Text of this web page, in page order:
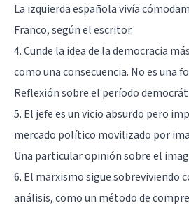
La izquierda española vivía
Franco, según el escritor.
4. Cunde la idea de la democracia
como una consecuencia. No es una
Reflexión sobre el período
5. El jefe es un vicio absurdo pero
mercado político movilizado por
Una particular opinión sobre el
6. El marxismo sigue sobreviviendo
análisis, como un método de